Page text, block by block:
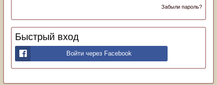
Забыли пароль?
Быстрый вход
Войти через Facebook